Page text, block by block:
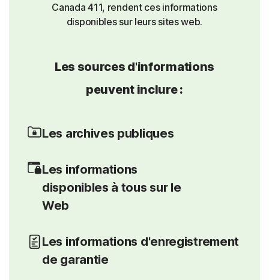
Canada 411, rendent ces informations
disponibles sur leurs sites web.
Les sources d'informations
peuvent inclure :
Les archives publiques
Les informations
disponibles à tous sur le
Web
Les informations d'enregistrement
de garantie